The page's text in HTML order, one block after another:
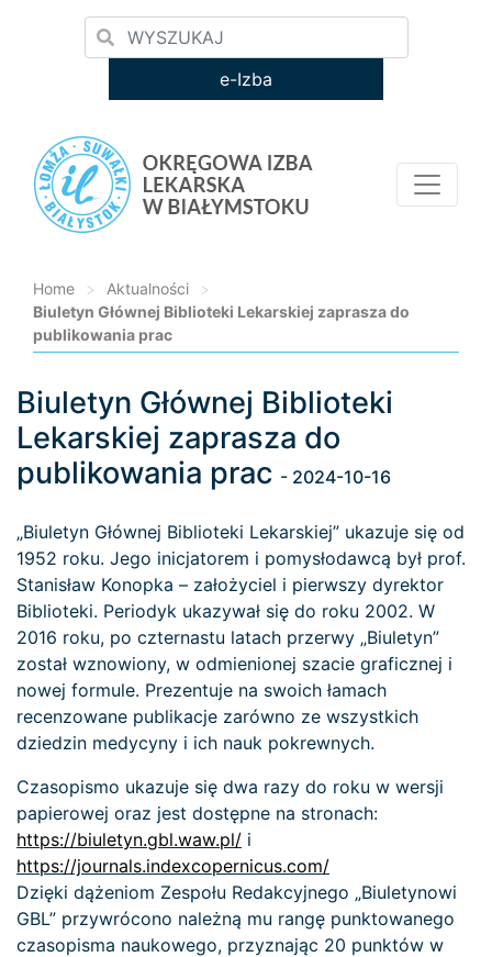
e-Izba
Home > Aktualności
>
Biuletyn Głównej Biblioteki Lekarskiej zaprasza do
publikowania prac
Loading...
Biuletyn Głównej Biblioteki
Lekarskiej zaprasza do
publikowania prac - 2024-10-16
„Biuletyn Głównej Biblioteki Lekarskiej” ukazuje się od
1952 roku. Jego inicjatorem i pomysłodawcą był prof.
Stanisław Konopka – założyciel i pierwszy dyrektor
Biblioteki. Periodyk ukazywał się do roku 2002. W
2016 roku, po czternastu latach przerwy „Biuletyn”
został wznowiony, w odmienionej szacie graficznej i
nowej formule. Prezentuje na swoich łamach
recenzowane publikacje zarówno ze wszystkich
dziedzin medycyny i ich nauk pokrewnych.
Czasopismo ukazuje się dwa razy do roku w wersji
papierowej oraz jest dostępne na stronach:
https://biuletyn.gbl.waw.pl/ i
https://journals.indexcopernicus.com/
Dzięki dążeniom Zespołu Redakcyjnego „Biuletynowi
GBL” przywrócono należną mu rangę punktowanego
czasopisma naukowego, przyznając 20 punktów w